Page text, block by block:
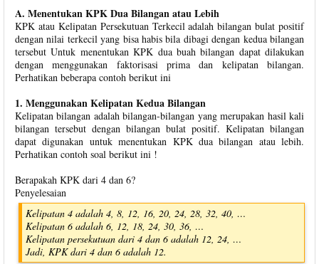
A. Menentukan KPK Dua Bilangan atau Lebih
KPK atau Kelipatan Persekutuan Terkecil adalah bilangan bulat positif
dengan nilai terkecil yang bisa habis bila dibagi dengan kedua bilangan
tersebut Untuk menentukan KPK dua buah bilangan dapat dilakukan
dengan menggunakan faktorisasi prima dan kelipatan bilangan.
Perhatikan beberapa contoh berikut ini
1. Menggunakan Kelipatan Kedua Bilangan
Kelipatan bilangan adalah bilangan-bilangan yang merupakan hasil kali
bilangan tersebut dengan bilangan bulat positif. Kelipatan bilangan
dapat digunakan untuk menentukan KPK dua bilangan atau lebih.
Perhatikan contoh soal berikut ini !
Berapakah KPK dari 4 dan 6?
Penyelesaian
Kelipatan 4 adalah 4, 8, 12, 16, 20, 24, 28, 32, 40, …
Kelipatan 6 adalah 6, 12, 18, 24, 30, 36, …
Kelipatan persekutuan dari 4 dan 6 adalah 12, 24, …
Jadi, KPK dari 4 dan 6 adalah 12.